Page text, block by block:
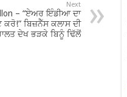
Next
– “ਏਅਰ ਇੰਡੀਆ ਦਾ
ਕਰੋ!” ਬਿਜ਼ਨੈੱਸ ਕਲਾਸ ਦੀ
ਦੇਖ ਭੜਕੇ ਬਿਨੂੰ ਢਿੱਲੋਂ